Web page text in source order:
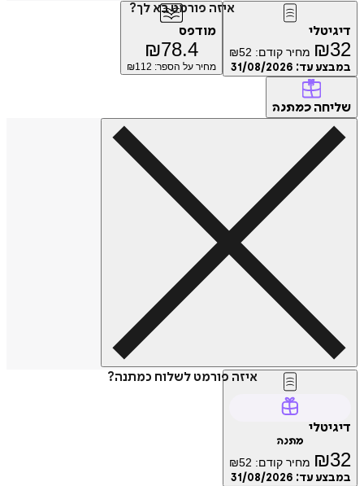
איזה פורמט בא לך?
דיגיטלי
₪32 מחיר קודם: ₪52
במבצע עד: 31/08/2026
מודפס
₪78.4
מחיר על הספר: ₪ 112
שליחה כמתנה
איזה פורמט לשלוח כמתנה?
דיגיטלי
מתנה
₪32 מחיר קודם: ₪52
במבצע עד: 31/08/2026